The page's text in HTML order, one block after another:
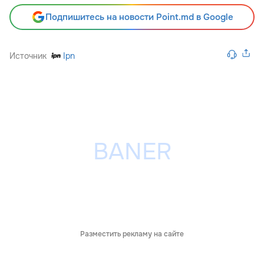
Подпишитесь на новости Point.md в Google
Источник Ipn
Разместить рекламу на сайте